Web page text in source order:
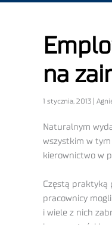
na
1 stycznia, 2013 |
Naturalnym
wszystkim w tym
kierownictwo w
Częstą praktyką
pracownicy
i wiele z nich